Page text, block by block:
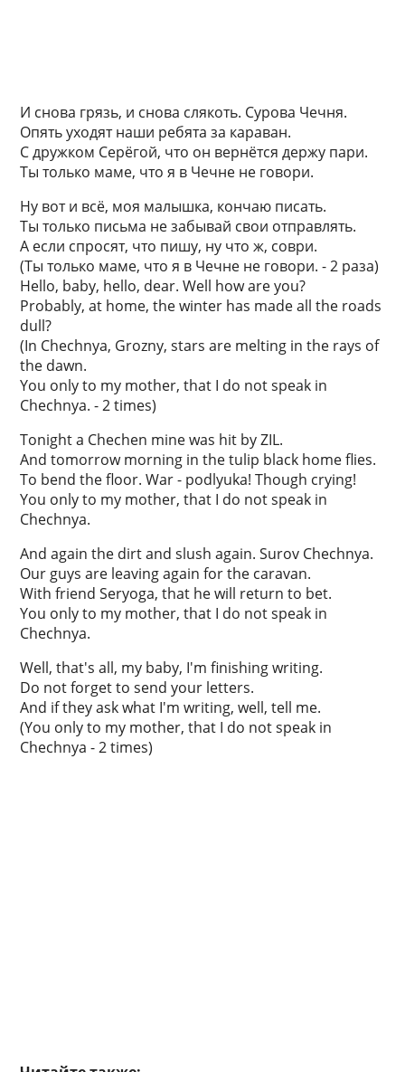
И снова грязь, и снова слякоть. Сурова Чечня.
Опять уходят наши ребята за караван.
С дружком Серёгой, что он вернётся держу пари.
Ты только маме, что я в Чечне не говори.
Ну вот и всё, моя малышка, кончаю писать.
Ты только письма не забывай свои отправлять.
А если спросят, что пишу, ну что ж, соври.
(Ты только маме, что я в Чечне не говори. - 2 раза)
Hello, baby, hello, dear. Well how are you?
Probably, at home, the winter has made all the roads
dull?
(In Chechnya, Grozny, stars are melting in the rays of
the dawn.
You only to my mother, that I do not speak in
Chechnya. - 2 times)
Tonight a Chechen mine was hit by ZIL.
And tomorrow morning in the tulip black home flies.
To bend the floor. War - podlyuka! Though crying!
You only to my mother, that I do not speak in
Chechnya.
And again the dirt and slush again. Surov Chechnya.
Our guys are leaving again for the caravan.
With friend Seryoga, that he will return to bet.
You only to my mother, that I do not speak in
Chechnya.
Well, that's all, my baby, I'm finishing writing.
Do not forget to send your letters.
And if they ask what I'm writing, well, tell me.
(You only to my mother, that I do not speak in
Chechnya - 2 times)